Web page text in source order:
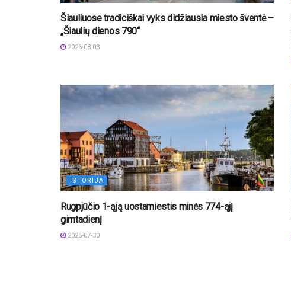
Šiauliuose tradiciškai vyks didžiausia miesto šventė –
„Šiaulių dienos 790“
2026-08-03
ISTORIJA
Rugpjūčio 1-ąją uostamiestis minės 774-ąjį
gimtadienį
2026-07-30